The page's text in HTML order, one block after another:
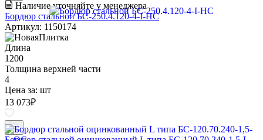
Наличие уточняйте у менеджера
Бордюр стальной БС-250.4.120-4-I-НС
Артикул: 1150174
Длина
1200
Толщина верхней части
4
Цена за: шт
13 073₽